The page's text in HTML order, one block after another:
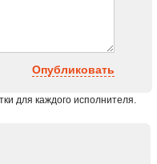
Опубликовать
для каждого исполнителя.